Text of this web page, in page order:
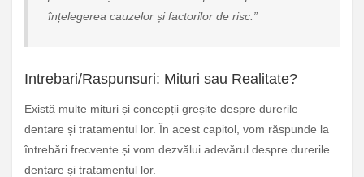
înțelegerea cauzelor și factorilor de risc.”
Intrebari/Raspunsuri: Mituri sau Realitate?
Există multe mituri și concepții greșite despre durerile
dentare și tratamentul lor. În acest capitol, vom răspunde la
întrebări frecvente și vom dezvălui adevărul despre durerile
dentare și tratamentul lor.